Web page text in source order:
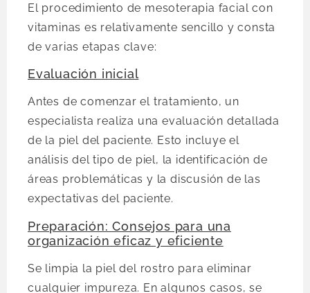
El procedimiento de mesoterapia facial con
vitaminas es relativamente sencillo y consta
de varias etapas clave:
Evaluación inicial
Antes de comenzar el tratamiento, un
especialista realiza una evaluación detallada
de la piel del paciente. Esto incluye el
análisis del tipo de piel, la identificación de
áreas problemáticas y la discusión de las
expectativas del paciente.
Preparación: Consejos para una
organización eficaz y eficiente
Se limpia la piel del rostro para eliminar
cualquier impureza. En algunos casos, se